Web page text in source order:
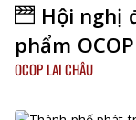
Hội nghị
phẩm
OCOP LAI CHÂU